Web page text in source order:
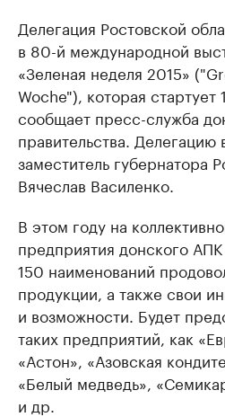
Делегация Ростовской
в 80-й международной
«Зеленая неделя 2015»
Woche"), которая стартует
сообщает пресс-служба
правительства. Делегацию
заместитель губернатора
Вячеслав Василенко.
В этом году на
предприятия донского
150 наименований
продукции, а также свои
и возможности. Будет
таких предприятий, как
«Астон», «Азовская
«Белый медведь»,
и др.